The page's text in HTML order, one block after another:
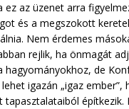
ez az üzenet arra
és a megszokott
Nem érdemes
rejlik, ha önmagát
hagyományokhoz, de
igazán „igaz ember”,
építkezik.